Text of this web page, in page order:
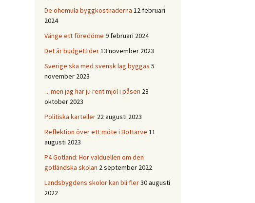
De ohemula byggkostnaderna 12 februari
2024
Vänge ett föredöme 9 februari 2024
Det är budgettider13 november 2023
Sverige ska med svensk lag byggas 5
november 2023
…men jag har ju rent mjöl i påsen 23
oktober 2023
Politiska karteller 22 augusti 2023
Reflektion över ett möte i Bottarve 11
augusti 2023
P4 Gotland: Hör valduellen om den
gotländska skolan 2 september 2022
Landsbygdens skolor kan bli fler30 augusti
2022